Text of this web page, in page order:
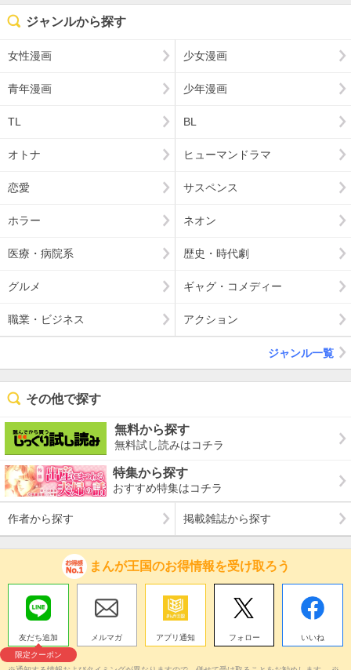
ジャンルから探す
女性漫画 少女漫画
青年漫画 少年漫画
TL BL
オトナ ヒューマンドラマ
恋愛 サスペンス
ホラー ネオン
医療・病院系 歴史・時代劇
グルメ ギャグ・コメディー
職業・ビジネス アクション
ジャンル一覧
その他で探す
無料から探す
無料試し読みはコチラ
特集から探す
おすすめ特集はコチラ
作者から探す 掲載雑誌から探す
まんが王国のお得情報を受け取ろう
友だち追加
限定クーポン
メルマガ アプリ通知 フォロー いいね